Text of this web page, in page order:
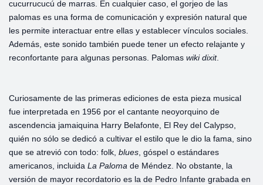
cucurrucucú de marras. En cualquier caso, el gorjeo de las
palomas es una forma de comunicación y expresión natural que
les permite interactuar entre ellas y establecer vínculos sociales.
Además, este sonido también puede tener un efecto relajante y
reconfortante para algunas personas. Palomas wiki dixit.
Curiosamente de las primeras ediciones de esta pieza musical
fue interpretada en 1956 por el cantante neoyorquino de
ascendencia jamaiquina Harry Belafonte, El Rey del Calypso,
quién no sólo se dedicó a cultivar el estilo que le dio la fama, sino
que se atrevió con todo: folk, blues , góspel o estándares
americanos, incluida La Paloma de Méndez. No obstante, la
versión de mayor recordatorio es la de Pedro Infante grabada en